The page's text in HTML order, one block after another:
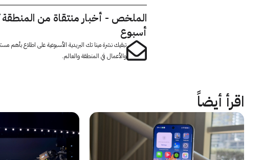
الملخص - أخبار منتقاة من
أسبوع
تبقيك نشرة مينا تك البريدية الأسبوعية على اطلاع بأهم
والأعمال في المنطقة والعالم.
اقرأ أيضاً